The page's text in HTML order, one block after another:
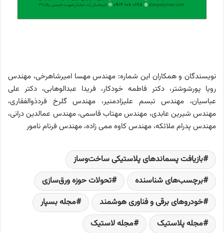
نویسندگان و همکاران این شماره: مهندس مهسا امیرشاهرخی، مهندس
رویا پورشوشتر، دکتر فاطمه خودکار، فریدا عبدالوهابی، دکتر علی
عباسیان، مهندس تبسم علیزادمنیر، مهندس گلرخ فردذوالفقاری،
مهندس شیرین عابدی، مهندس مهتاب قاسمی، مهندس عمالدین درانی،
مهندس پدرام ملائکه، مهندس کاوه ممی زاده، مهندس فرنام نامور
بازیافت پسماندهای پلاستیکی ساخت‌‌وساز
برچسب‌های شناسنده‌
تحولات حوزه ورق‌سازی
خودروهای برقی و فناوری هوشمند
مجله بسپار
مجله پلاستیک
مجله لاستیک